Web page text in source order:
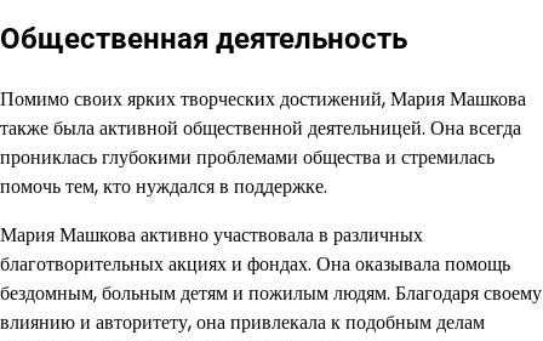
Общественная деятельность
Помимо своих ярких творческих достижений, Мария Машкова
также была активной общественной деятельницей. Она всегда
прониклась глубокими проблемами общества и стремилась
помочь тем, кто нуждался в поддержке.
Мария Машкова активно участвовала в различных
благотворительных акциях и фондах. Она оказывала помощь
бездомным, больным детям и пожилым людям. Благодаря своему
влиянию и авторитету, она привлекала к подобным делам